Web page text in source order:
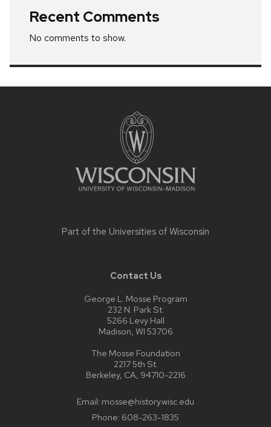
Recent Comments
No comments to show.
Part of the Universities of Wisconsin
Contact Us
George L. Mosse Program
232 N. Park St.
5266 Levy Hall
Madison, WI 53706
The Mosse Foundation
2217 5th St.
Berkeley, CA, 94710-2216
Email: mosse@history.wisc.edu
Phone: 608-263-1835